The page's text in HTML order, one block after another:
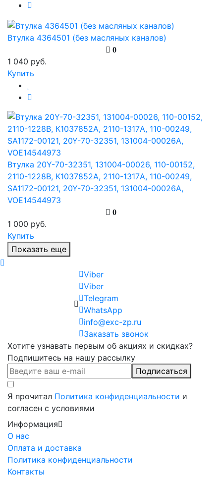
Втулка 4364501 (без масляных каналов)
0
1 040 руб.
Купить
Втулка 20Y-70-32351, 131004-00026, 110-00152,
2110-1228B, К1037852А, 2110-1317A, 110-00249,
SA1172-00121, 20Y-70-32351, 131004-00026A,
VOE14544973
0
1 000 руб.
Купить
Показать еще
Viber
Viber
Telegram
WhatsApp
info@exc-zp.ru
Заказать звонок
Хотите узнавать первым об акциях и скидках?
Подпишитесь на нашу рассылку
Подписаться
Я прочитал Политика конфиденциальности и
согласен с условиями
Информация
О нас
Оплата и доставка
Политика конфиденциальности
Контакты